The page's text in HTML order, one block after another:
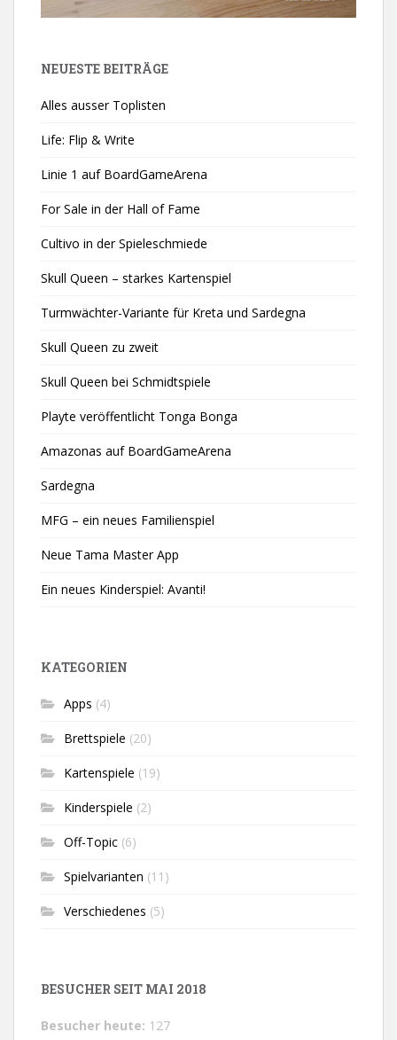
NEUESTE BEITRÄGE
Alles ausser Toplisten
Life: Flip & Write
Linie 1 auf BoardGameArena
For Sale in der Hall of Fame
Cultivo in der Spieleschmiede
Skull Queen – starkes Kartenspiel
Turmwächter-Variante für Kreta und Sardegna
Skull Queen zu zweit
Skull Queen bei Schmidtspiele
Playte veröffentlicht Tonga Bonga
Amazonas auf BoardGameArena
Sardegna
MFG – ein neues Familienspiel
Neue Tama Master App
Ein neues Kinderspiel: Avanti!
KATEGORIEN
Apps (4)
Brettspiele (20)
Kartenspiele (19)
Kinderspiele (2)
Off-Topic (6)
Spielvarianten (11)
Verschiedenes (5)
BESUCHER SEIT MAI 2018
Besucher heute: 127